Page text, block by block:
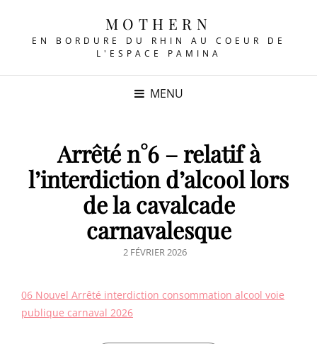
MOTHERN
EN BORDURE DU RHIN AU COEUR DE
L'ESPACE PAMINA
MENU
Arrêté n°6 – relatif à
l’interdiction d’alcool lors
de la cavalcade
carnavalesque
POSTED
2 FÉVRIER 2026
06 Nouvel Arrêté interdiction consommation alcool voie
publique carnaval 2026